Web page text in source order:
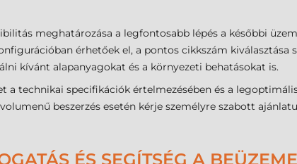
meghatározása a legfontosabb lépés a későbbi
érhetőek el, a pontos cikkszám
kívánt alapanyagokat és a környezeti behatásokat is.
technikai specifikációk értelmezésében és a
beszerzés esetén kérje személyre szabott
ÉS SEGÍTSÉG A